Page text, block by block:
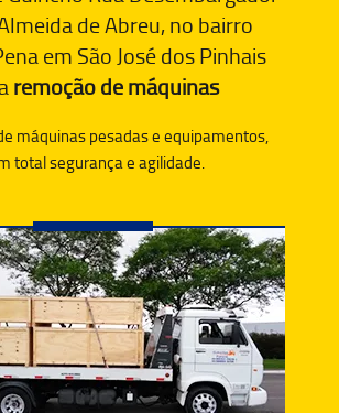
de Abreu, no bairro
em São José dos Pinhais
remoção de máquinas
máquinas pesadas e equipamentos,
total segurança e agilidade.